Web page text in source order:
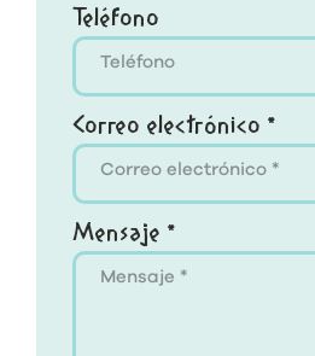
Teléfono
Correo electrónico *
Mensaje *